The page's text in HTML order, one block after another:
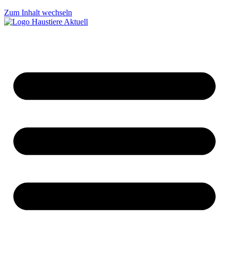
Zum Inhalt wechseln